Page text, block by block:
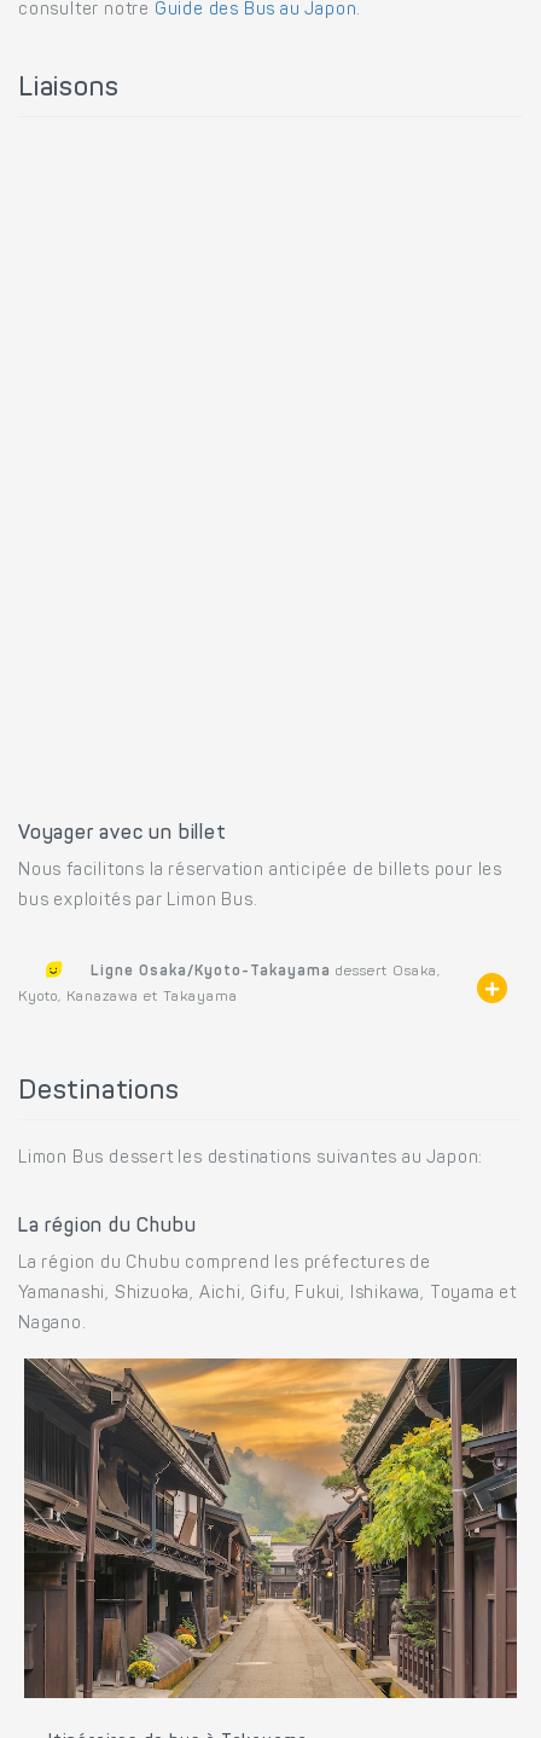
consulter notre Guide des Bus au Japon.
Liaisons
Voyager avec un billet
Nous facilitons la réservation anticipée de billets pour les
bus exploités par Limon Bus.
Ligne Osaka/Kyoto-Takayama dessert Osaka,
Kyoto, Kanazawa et Takayama
Destinations
Limon Bus dessert les destinations suivantes au Japon:
La région du Chubu
La région du Chubu comprend les préfectures de
Yamanashi, Shizuoka, Aichi, Gifu, Fukui, Ishikawa, Toyama et
Nagano.